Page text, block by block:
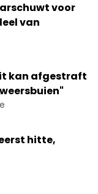
voor
van
kan afgestraft
hitte,